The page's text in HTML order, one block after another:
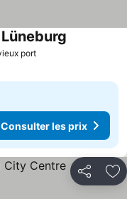
port
Consulter les prix
Partager